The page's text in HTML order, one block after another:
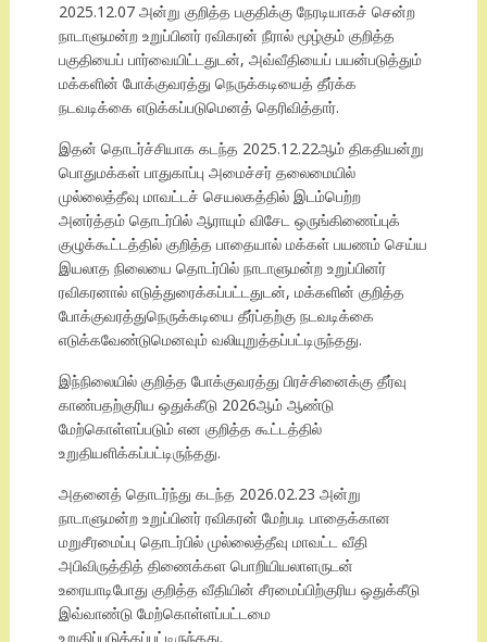
2025.12.07 அன்று குறித்த பகுதிக்கு நேரடியாகச் சென்ற
நாடாளுமன்ற உறுப்பினர் ரவிகரன் நீரால் மூழ்கும் குறித்த
பகுதியைப் பார்வையிட்டதுடன், அவ்வீதியைப் பயன்படுத்தும்
மக்களின் போக்குவரத்து நெருக்கடியைத் தீர்க்க
நடவடிக்கை எடுக்கப்படுமெனத் தெரிவித்தார்.
இதன் தொடர்ச்சியாக கடந்த 2025.12.22ஆம் திகதியன்று
பொதுமக்கள் பாதுகாப்பு அமைச்சர் தலைமையில்
முல்லைத்தீவு மாவட்டச் செயலகத்தில் இடம்பெற்ற
அனர்த்தம் தொடர்பில் ஆராயும் விசேட ஒருங்கிணைப்புக்
குழுக்கூட்டத்தில் குறித்த பாதையால் மக்கள் பயணம் செய்ய
இயலாத நிலையை தொடர்பில் நாடாளுமன்ற உறுப்பினர்
ரவிகரனால் எடுத்துரைக்கப்பட்டதுடன், மக்களின் குறித்த
போக்குவரத்துநெருக்கடியை தீர்ப்தற்கு நடவடிக்கை
எடுக்கவேண்டுமெனவும் வலியுறுத்தப்பட்டிருந்தது.
இந்நிலையில் குறித்த போக்குவரத்து பிரச்சினைக்கு தீர்வு
காண்பதற்குரிய ஒதுக்கீடு 2026ஆம் ஆண்டு
மேற்கொள்ளப்படும் என குறித்த கூட்டத்தில்
உறுதியளிக்கப்பட்டிருந்தது.
அதனைத் தொடர்ந்து கடந்த 2026.02.23 அன்று
நாடாளுமன்ற உறுப்பினர் ரவிகரன் மேற்படி பாதைக்கான
மறுசீரமைப்பு தொடர்பில் முல்லைத்தீவு மாவட்ட வீதி
அபிவிருத்தித் திணைக்கள பொறியியலாளருடன்
உரையாடிபோது குறித்த வீதியின் சீரமைப்பிற்குரிய ஒதுக்கீடு
இவ்வாண்டு மேற்கொள்ளப்பட்டமை
உறுதிப்படுத்தப்பட்டிருந்தது.